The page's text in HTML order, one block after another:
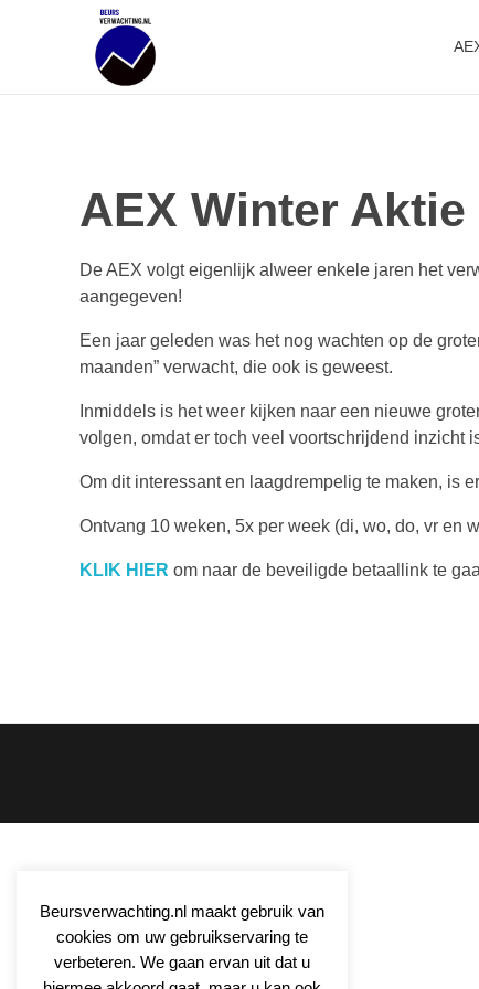
AEX Winter Aktie
De AEX volgt eigenlijk alweer enkele jaren het
aangegeven!
Een jaar geleden was het nog wachten op de
maanden” verwacht, die ook is geweest.
Inmiddels is het weer kijken naar een nieuwe
volgen, omdat er toch veel voortschrijdend inzicht
Om dit interessant en laagdrempelig te maken, is
Ontvang 10 weken, 5x per week (di, wo, do, vr en
KLIK HIER om naar de beveiligde betaallink te
Beursverwachting.nl maakt gebruik van
cookies om uw gebruikservaring te
verbeteren. We gaan ervan uit dat u